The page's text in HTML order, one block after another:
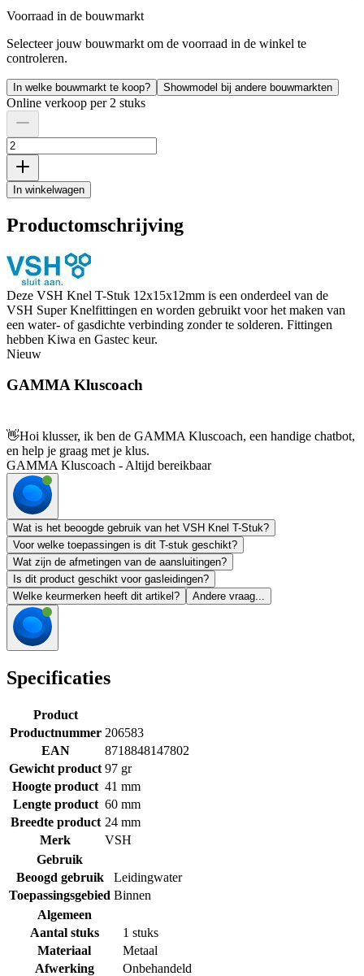
Voorraad in de bouwmarkt
Selecteer jouw bouwmarkt om de voorraad in de winkel te
controleren.
In welke bouwmarkt te koop? Showmodel bij andere bouwmarkten
Online verkoop per 2 stuks
In winkelwagen
Productomschrijving
Deze VSH Knel T-Stuk 12x15x12mm is een onderdeel van de
VSH Super Knelfittingen en worden gebruikt voor het maken van
een water- of gasdichte verbinding zonder te solderen. Fittingen
hebben Kiwa en Gastec keur.
Nieuw
GAMMA Kluscoach
👋Hoi klusser, ik ben de GAMMA Kluscoach, een handige chatbot,
en help je graag met je klus.
GAMMA Kluscoach - Altijd bereikbaar
Wat is het beoogde gebruik van het VSH Knel T-Stuk?
Voor welke toepassingen is dit T-stuk geschikt?
Wat zijn de afmetingen van de aansluitingen?
Is dit product geschikt voor gasleidingen?
Welke keurmerken heeft dit artikel?
Andere vraag...
Specificaties
Product
Productnummer 206583
EAN
8718848147802
Gewicht product 97 gr
Hoogte product 41 mm
Lengte product 60 mm
Breedte product 24 mm
Merk
VSH
Gebruik
Beoogd gebruik
Leidingwater
Toepassingsgebied Binnen
Algemeen
Aantal stuks
1 stuks
Materiaal
Metaal
Afwerking
Onbehandeld